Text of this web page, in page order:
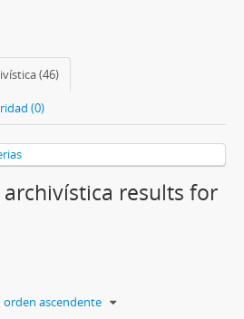
(46)
(0)
results for
orden ascendente